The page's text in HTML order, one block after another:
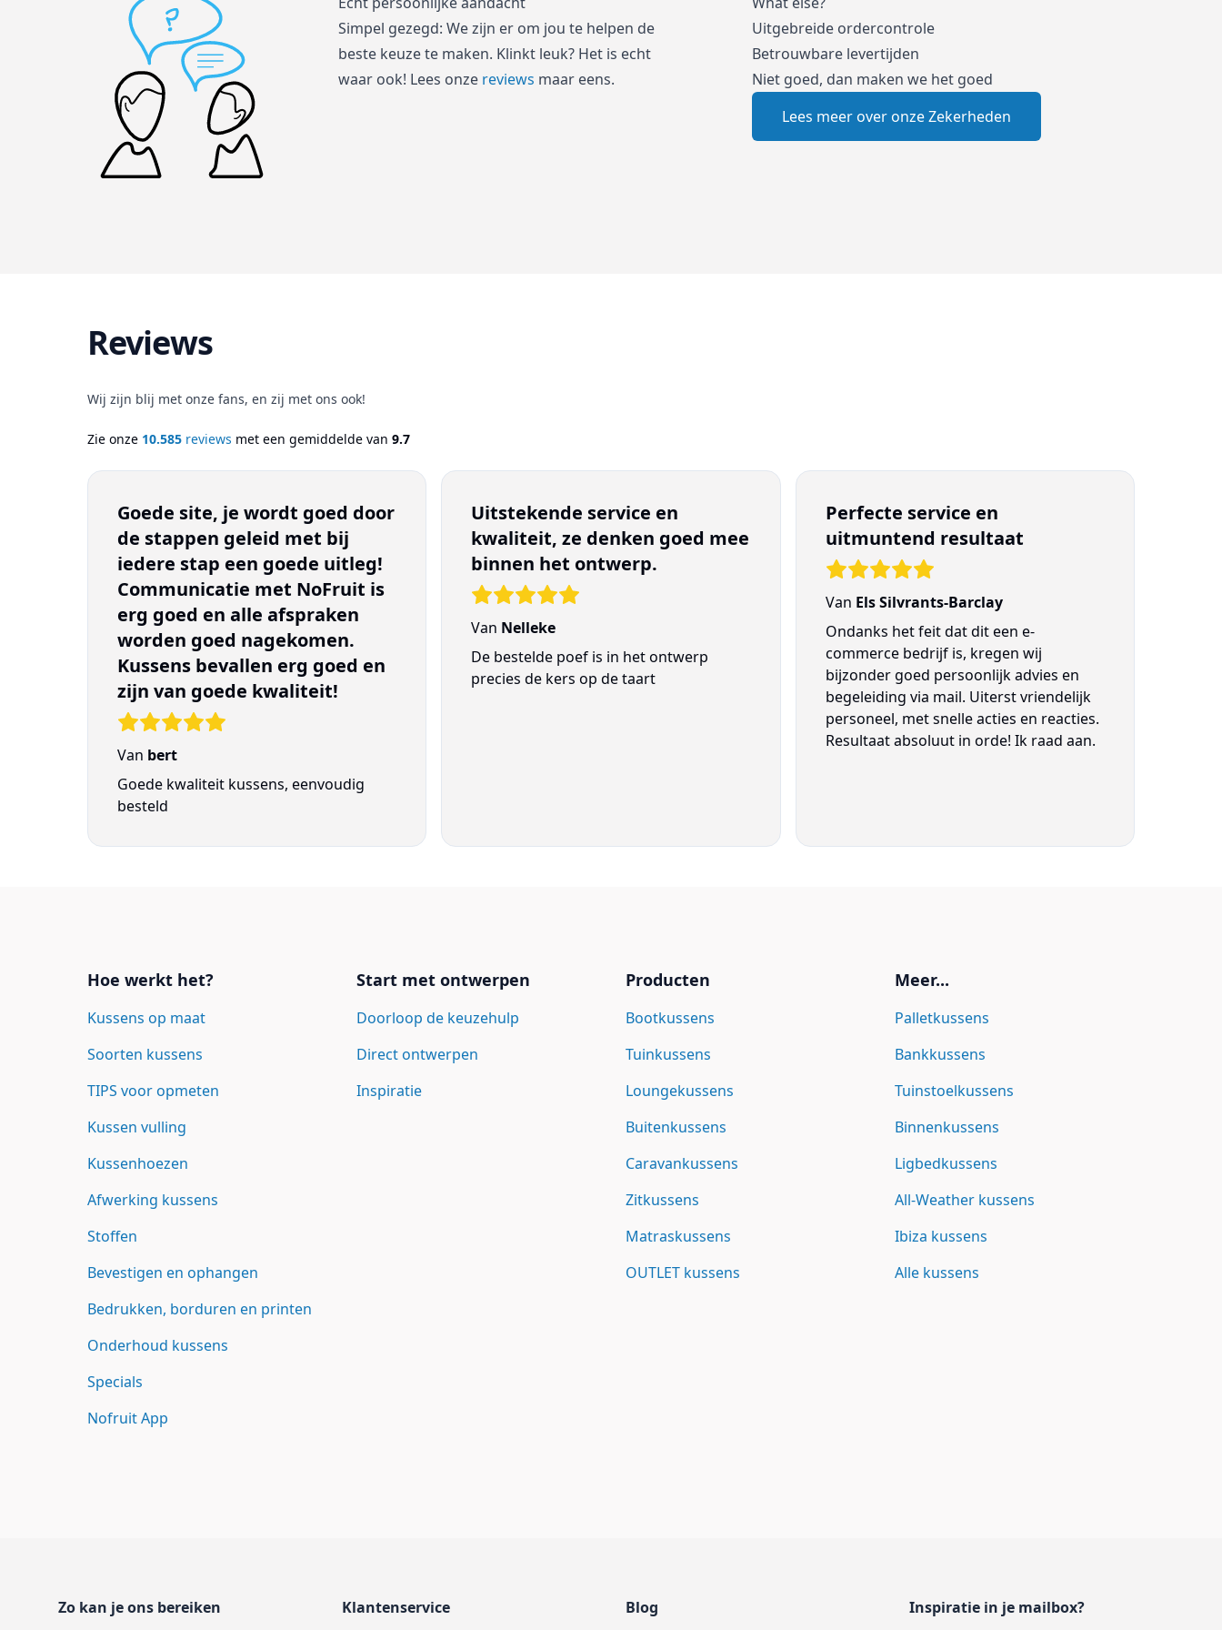
Simpel gezegd: We zijn er om jou te helpen de
beste keuze te maken. Klinkt leuk? Het is echt
waar ook! Lees onze reviews maar eens.
Uitgebreide ordercontrole
Betrouwbare levertijden
Niet goed, dan maken we het goed
Lees meer over onze Zekerheden
Reviews
Wij zijn blij met onze fans, en zij met ons ook!
Zie onze 10.585 reviews met een gemiddelde van 9.7
Goede site, je wordt goed door
de stappen geleid met bij
iedere stap een goede uitleg!
Communicatie met NoFruit is
erg goed en alle afspraken
worden goed nagekomen.
Kussens bevallen erg goed en
zijn van goede kwaliteit!
Van bert
Goede kwaliteit kussens, eenvoudig
besteld
Uitstekende service en
kwaliteit, ze denken goed mee
binnen het ontwerp.
Van Nelleke
De bestelde poef is in het ontwerp
precies de kers op de taart
Perfecte service en
uitmuntend resultaat
Van Els Silvrants-Barclay
Ondanks het feit dat dit een e-
commerce bedrijf is, kregen wij
bijzonder goed persoonlijk advies en
begeleiding via mail. Uiterst vriendelijk
personeel, met snelle acties en reacties.
Resultaat absoluut in orde! Ik raad aan.
Hoe werkt het?
Kussens op maat
Soorten kussens
TIPS voor opmeten
Kussen vulling
Kussenhoezen
Afwerking kussens
Stoffen
Bevestigen en ophangen
Bedrukken, borduren en printen
Onderhoud kussens
Specials
Nofruit App
Start met ontwerpen
Doorloop de keuzehulp
Direct ontwerpen
Inspiratie
Producten
Bootkussens
Tuinkussens
Loungekussens
Buitenkussens
Caravankussens
Zitkussens
Matraskussens
OUTLET kussens
Meer...
Palletkussens
Bankkussens
Tuinstoelkussens
Binnenkussens
Ligbedkussens
All-Weather kussens
Ibiza kussens
Alle kussens
Zo kan je ons bereiken Klantenservice Blog Inspiratie in je mailbox?